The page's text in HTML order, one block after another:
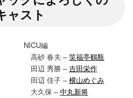
ャスト
NICU編
高砂 春夫 –笑福亭鶴瓶
田辺 秀勝 –吉田栄作
田辺 佳子 –横山めぐみ
大久保 –中丸新将